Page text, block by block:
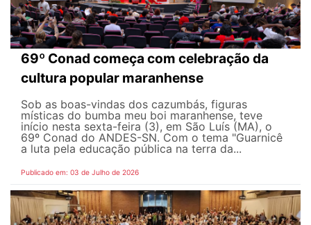
69º Conad começa com celebração da
cultura popular maranhense
Sob as boas-vindas dos cazumbás, figuras
místicas do bumba meu boi maranhense, teve
início nesta sexta-feira (3), em São Luís (MA), o
69º Conad do ANDES-SN. Com o tema "Guarnicê
a luta pela educação pública na terra da...
Publicado em: 03 de Julho de 2026